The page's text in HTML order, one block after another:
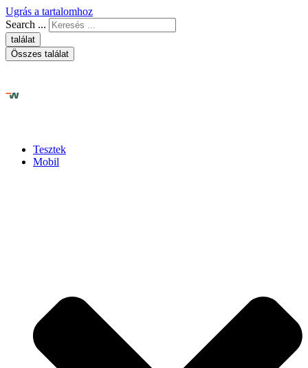
Ugrás a tartalomhoz
Search ...
találat
Összes találat
Tesztek
Mobil